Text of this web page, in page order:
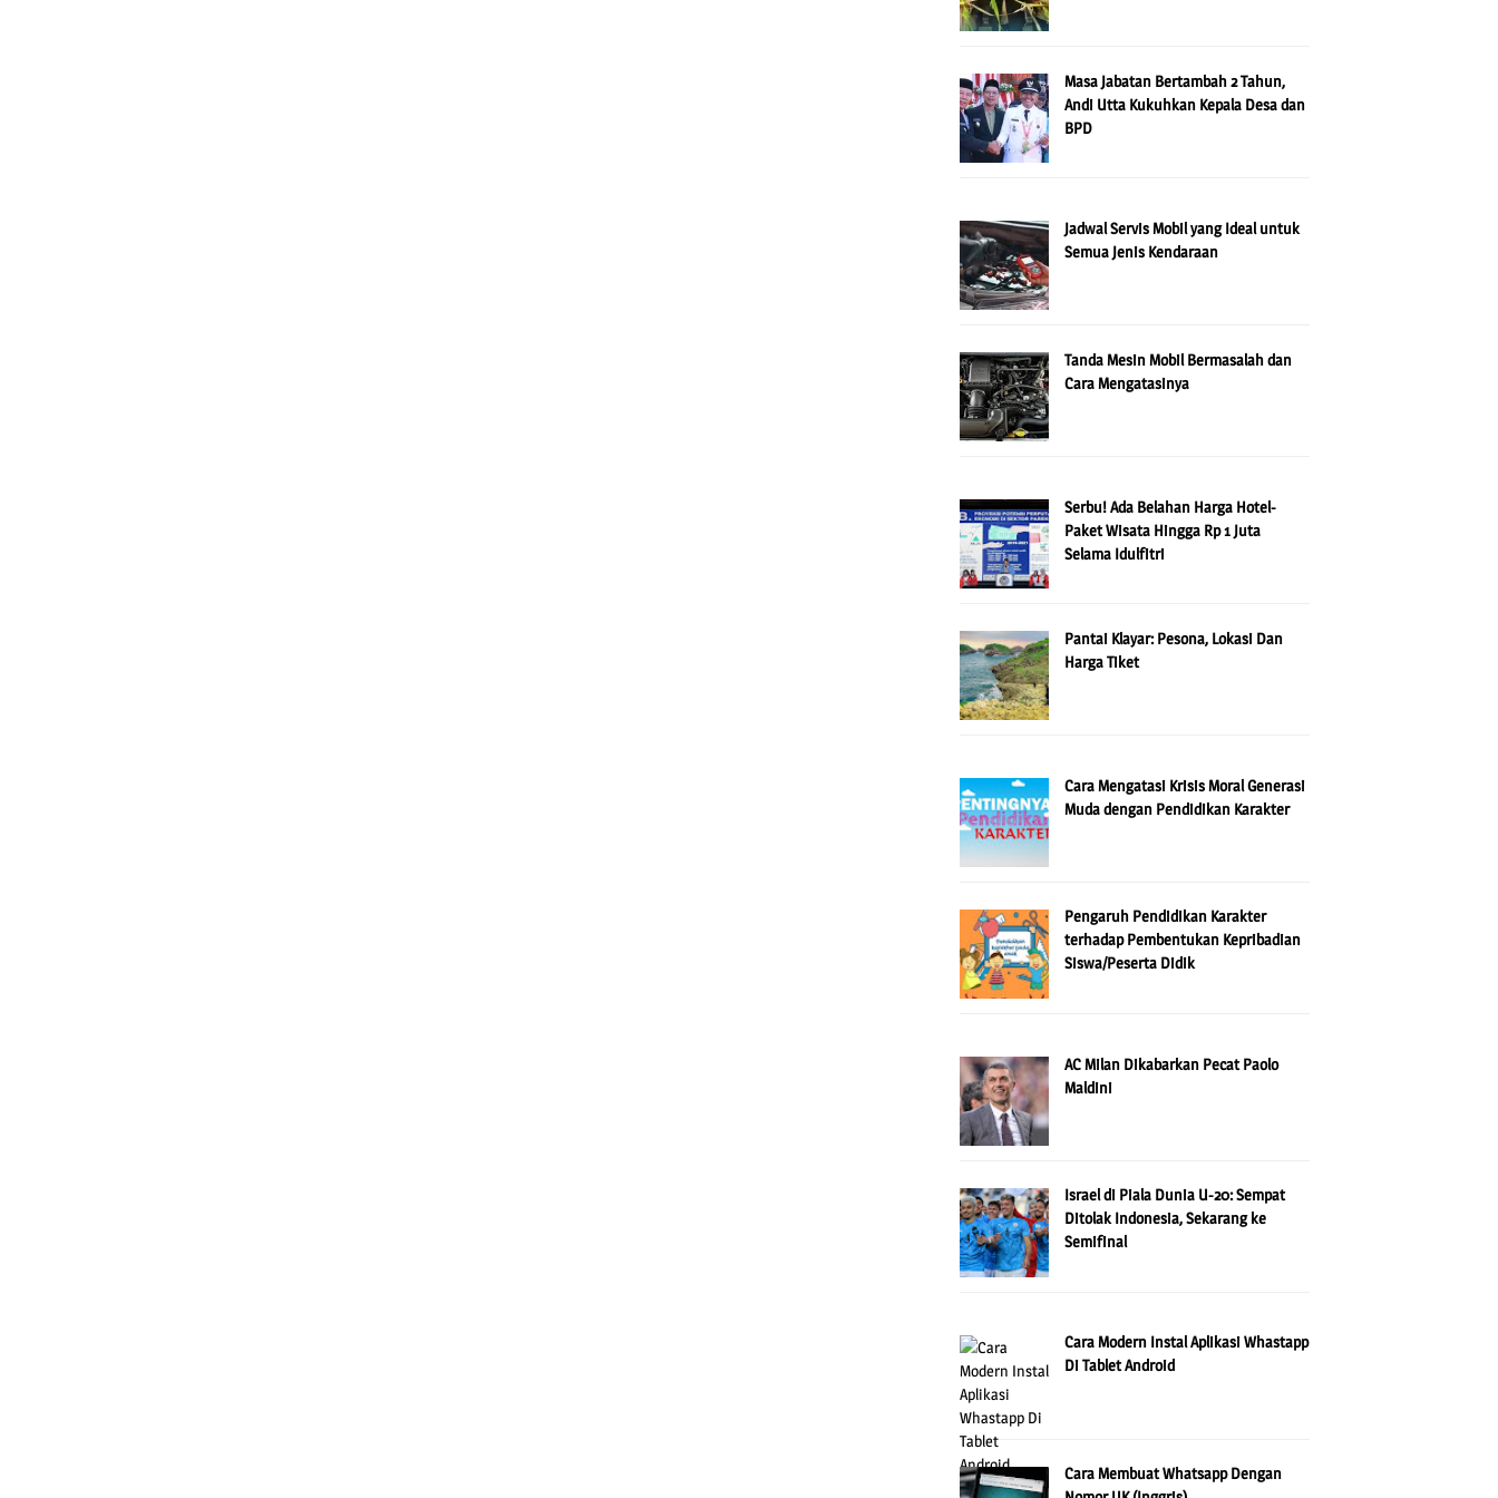
Masa Jabatan Bertambah 2 Tahun,
Andi Utta Kukuhkan Kepala Desa dan
BPD
Jadwal Servis Mobil yang Ideal untuk
Semua Jenis Kendaraan
Tanda Mesin Mobil Bermasalah dan
Cara Mengatasinya
Serbu! Ada Belahan Harga Hotel-
Paket Wisata Hingga Rp 1 Juta
Selama Idulfitri
Pantai Klayar: Pesona, Lokasi Dan
Harga Tiket
Cara Mengatasi Krisis Moral Generasi
Muda dengan Pendidikan Karakter
Pengaruh Pendidikan Karakter
terhadap Pembentukan Kepribadian
Siswa/Peserta Didik
AC Milan Dikabarkan Pecat Paolo
Maldini
Israel di Piala Dunia U-20: Sempat
Ditolak Indonesia, Sekarang ke
Semifinal
Cara Modern Instal Aplikasi Whastapp
Di Tablet Android
Cara Membuat Whatsapp Dengan